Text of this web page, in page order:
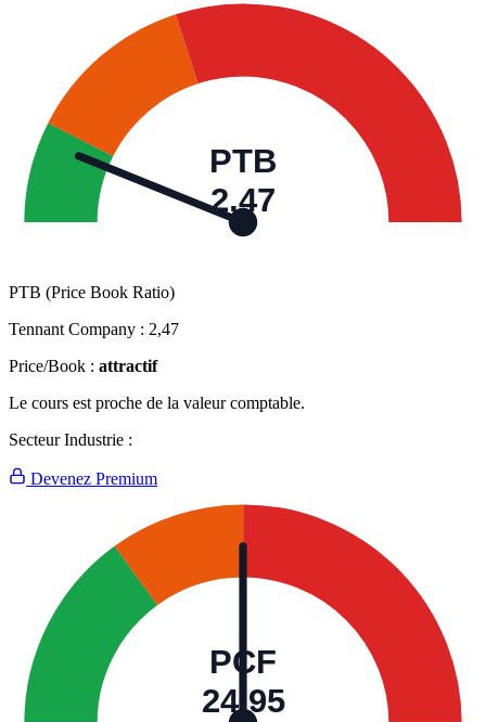
PTB
2,47
PTB (Price Book Ratio)
Tennant Company : 2,47
Price/Book : attractif
Le cours est proche de la valeur comptable.
Secteur Industrie :
Devenez Premium
PCF
24,95